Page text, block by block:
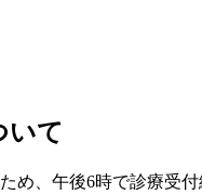
いて
め、午後6時で診療受付